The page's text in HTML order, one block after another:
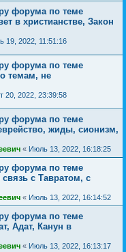
форума по теме
в христианстве, Закон
19, 2022, 11:51:16
форума по теме
темам, не
20, 2022, 23:39:58
форума по теме
жиды, сионизм,
« Июль 13, 2022, 16:18:25
форума по теме
с Тавратом, с
« Июль 13, 2022, 16:14:52
форума по теме
Адат, Канун в
« Июль 13, 2022, 16:13:17